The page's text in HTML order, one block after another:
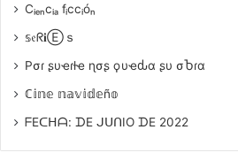
Cᵢₑₙcᵢₐ fᵢccᵢóₙ
𝕤𝔢ᖇ𝐢Ⓔｓ
Pσɾ ʂυҽɾƚҽ ɳσʂ ϙυҽԃα ʂυ σႦɾα
ℂ𝕚𝕟𝕖 𝕟𝕒𝕧𝕚𝕕𝕖ñ𝕠
ᖴEᑕᕼᗩ: ᗪE ᒍᑌᑎIO ᗪE 2022